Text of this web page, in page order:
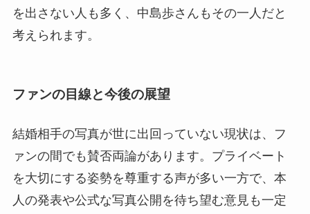
を出さない人も多く、中島歩さんもその一人だと
考えられます。
ファンの目線と今後の展望
結婚相手の写真が世に出回っていない現状は、フ
ァンの間でも賛否両論があります。プライベート
を大切にする姿勢を尊重する声が多い一方で、本
人の発表や公式な写真公開を待ち望む意見も一定